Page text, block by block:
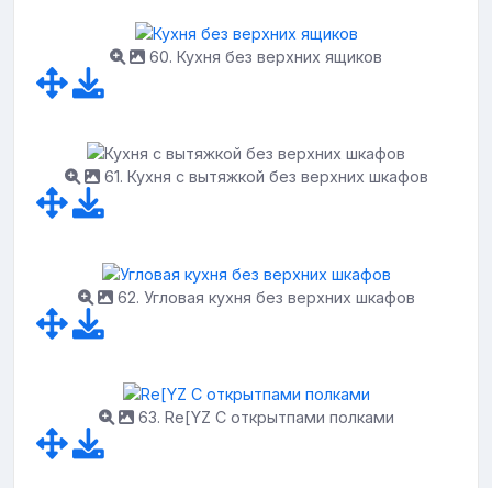
60. Кухня без верхних ящиков
61. Кухня с вытяжкой без верхних шкафов
62. Угловая кухня без верхних шкафов
63. Re[YZ C открытпами полками